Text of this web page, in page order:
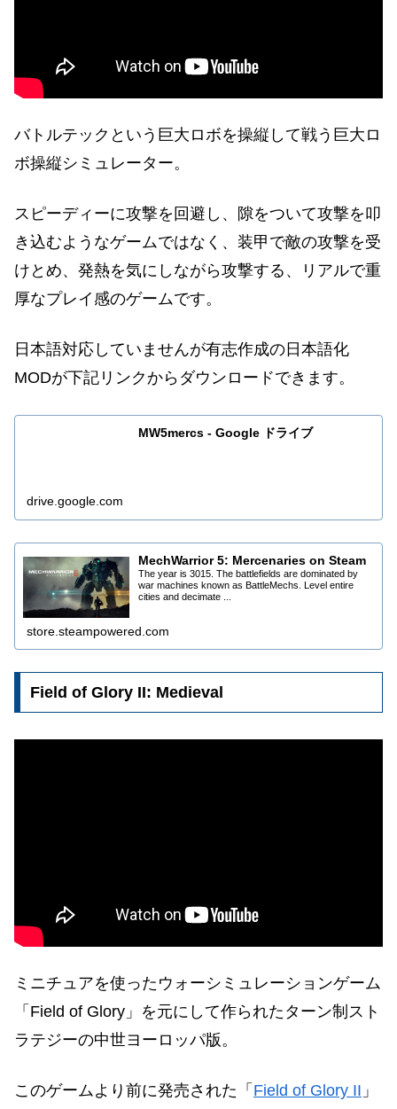
バトルテックという巨大ロボを操縦して戦う巨大ロ
ボ操縦シミュレーター。
スピーディーに攻撃を回避し、隙をついて攻撃を叩
き込むようなゲームではなく、装甲で敵の攻撃を受
けとめ、発熱を気にしながら攻撃する、リアルで重
厚なプレイ感のゲームです。
日本語対応していませんが有志作成の日本語化
MODが下記リンクからダウンロードできます。
MW5mercs - Google ドライブ
drive.google.com
MechWarrior 5: Mercenaries on Steam
The year is 3015. The battlefields are dominated by
war machines known as BattleMechs. Level entire
cities and decimate ...
store.steampowered.com
Field of Glory II: Medieval
ミニチュアを使ったウォーシミュレーションゲーム
「Field of Glory」を元にして作られたターン制スト
ラテジーの中世ヨーロッパ版。
このゲームより前に発売された「 Field of Glory II 」